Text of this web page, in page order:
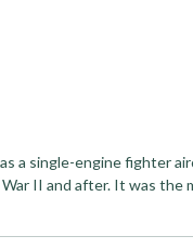
a single-engine fighter
II and after. It was the